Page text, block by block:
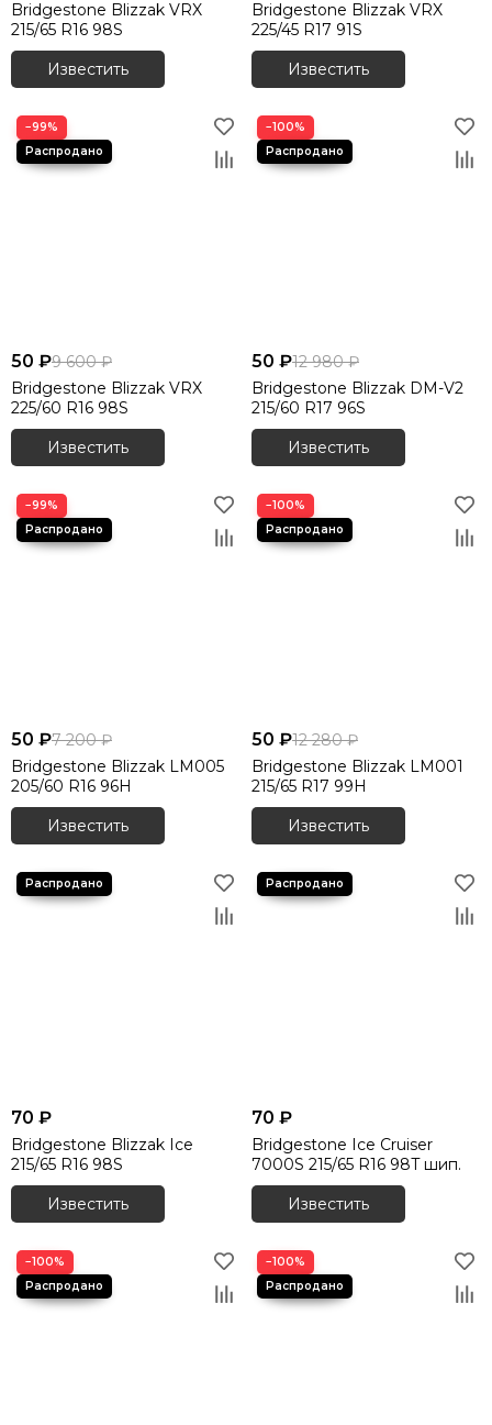
Bridgestone Blizzak VRX
215/65 R16 98S
Известить
Bridgestone Blizzak VRX
225/45 R17 91S
Известить
−99%
50 ₽9 600 ₽
Bridgestone Blizzak VRX
225/60 R16 98S
Известить
−100%
50 ₽12 980 ₽
Bridgestone Blizzak DM-V2
215/60 R17 96S
Известить
−99%
50 ₽7 200 ₽
Bridgestone Blizzak LM005
205/60 R16 96H
Известить
−100%
50 ₽12 280 ₽
Bridgestone Blizzak LM001
215/65 R17 99H
Известить
70 ₽
Bridgestone Blizzak Ice
215/65 R16 98S
Известить
70 ₽
Bridgestone Ice Cruiser
7000S 215/65 R16 98T шип.
Известить
−100% −100%